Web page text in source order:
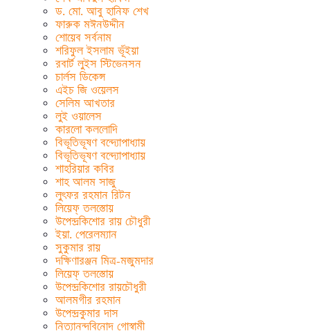
ড. মো. আবু হানিফ শেখ
ফারুক মঈনউদ্দীন
শোয়েব সর্বনাম
শরিফুল ইসলাম ভূঁইয়া
রবার্ট লুইস স্টিভেনসন
চার্লস ডিকেন্স
এইচ জি ওয়েলস
সেলিম আখতার
লুই ওয়ালেস
কারলো কললোদি
বিভূতিভূষণ বন্দ্যোপাধ্যায়
বিভূতিভূষণ বন্দ্যোপাধ্যায়
শাহরিয়ার কবির
শাহ আলম সাজু
লুৎফর রহমান রিটন
লিয়েফ্ তলস্তোয়
উপেন্দ্রকিশোর রায় চৌধুরী
ইয়া. পেরেলম্যান
সুকুমার রায়
দক্ষিণারঞ্জন মিত্র-মজুমদার
লিয়েফ্ তলস্তোয়
উপেন্দ্রকিশোর রায়চৌধুরী
আলমগীর রহমান
উপেন্দ্রকুমার দাস
নিত্যানন্দবিনোদ গোস্বামী